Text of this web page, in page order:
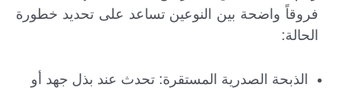
فروقاً واضحة بين النوعين تساعد على تحديد خطورة
الحالة:
الذبحة الصدرية المستقرة: تحدث عند بذل جهد أو